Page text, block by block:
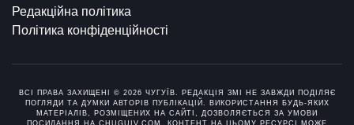
Редакційна політика
Політика конфіденційності
ВСІ ПРАВА ЗАХИЩЕНІ © 2026 ЧУГУЇВ. РЕДАКЦІЯ ЗМІ НЕ ЗАВЖДИ ПОДІЛЯЄ
ПОГЛЯДИ ТА ДУМКИ АВТОРІВ ПУБЛІКАЦІЙ. ВИКОРИСТАННЯ БУДЬ-ЯКИХ
МАТЕРІАЛІВ, РОЗМІЩЕНИХ НА САЙТІ, ДОЗВОЛЯЄТЬСЯ ЗА УМОВИ
ПОСИЛАННЯ НА CHUGUIV.COM. КОНТЕНТ НА ЦЬОМУ РЕСУРСІ МОЖЕ